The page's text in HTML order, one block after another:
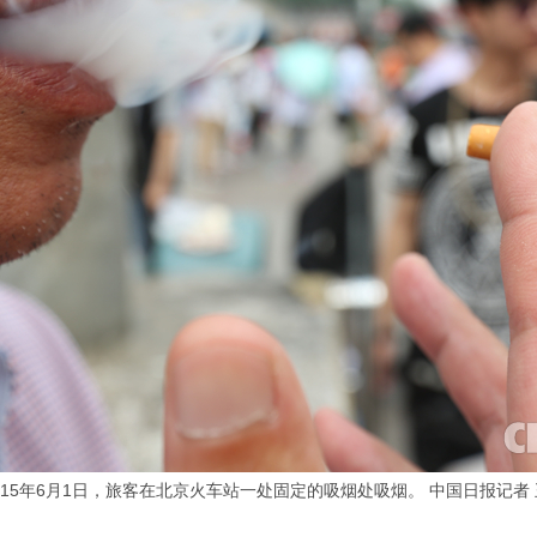
年6月1日，旅客在北京火车站一处固定的吸烟处吸烟。 中国日报记者